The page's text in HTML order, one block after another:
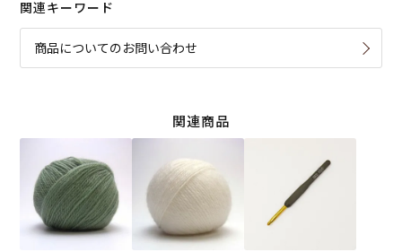
関連キーワード
商品についてのお問い合わせ
関連商品